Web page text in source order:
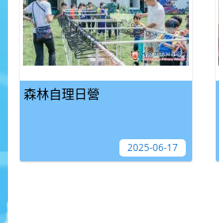
森林自理日營
2025-06-17